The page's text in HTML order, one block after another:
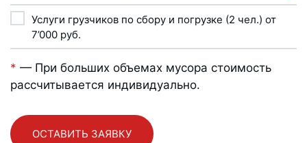
Услуги грузчиков по сбору и погрузке (2 чел.) от
7’000 руб.
* — При больших объемах мусора стоимость
рассчитывается индивидуально.
ОСТАВИТЬ ЗАЯВКУ